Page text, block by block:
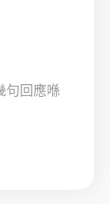
句回應喺